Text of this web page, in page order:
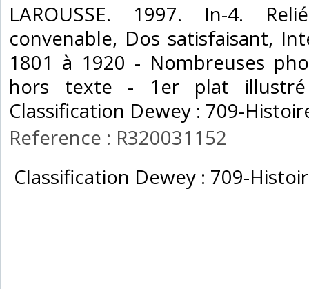
‎LAROUSSE. 1997. In-4.
convenable, Dos satisfaisant,
1801 à 1920 - Nombreuses
hors texte - 1er plat
Classification Dewey : 709-
Reference : R320031152
Classification Dewey : 709-